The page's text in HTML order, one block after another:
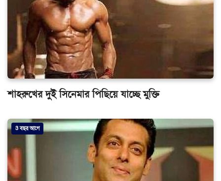
শাহরুখের দুই সিনেমার পিছিয়ে যাচ্ছে মুক্তি
3 বছর আগে